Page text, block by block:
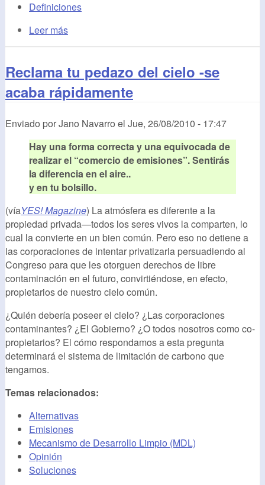
Definiciones
Leer más
Reclama tu pedazo del cielo -se
acaba rápidamente
Enviado porJano Navarro el Jue, 26/08/2010 - 17:47
Hay una forma correcta y una equivocada de
realizar el “comercio de emisiones”. Sentirás
la diferencia en el aire..
y en tu bolsillo.
(víaYES! Magazine) La atmósfera es diferente a la
propiedad privada—todos los seres vivos la comparten, lo
cual la convierte en un bien común. Pero eso no detiene a
las corporaciones de intentar privatizarla persuadiendo al
Congreso para que les otorguen derechos de libre
contaminación en el futuro, convirtiéndose, en efecto,
propietarios de nuestro cielo común.
¿Quién debería poseer el cielo? ¿Las corporaciones
contaminantes? ¿El Gobierno? ¿O todos nosotros como co-
propietarios? El cómo respondamos a esta pregunta
determinará el sistema de limitación de carbono que
tengamos.
Temas relacionados:
Alternativas
Emisiones
Mecanismo de Desarrollo Limpio (MDL)
Opinión
Soluciones